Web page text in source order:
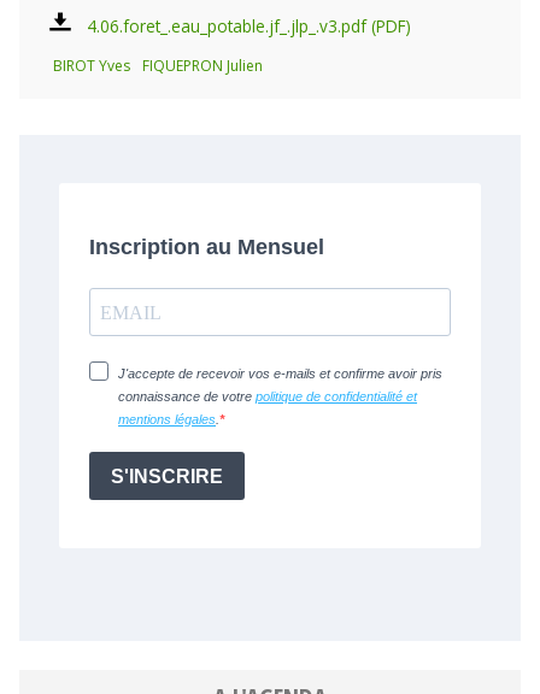
4.06.foret_.eau_potable.jf_.jlp_.v3.pdf
BIROT Yves FIQUEPRON Julien